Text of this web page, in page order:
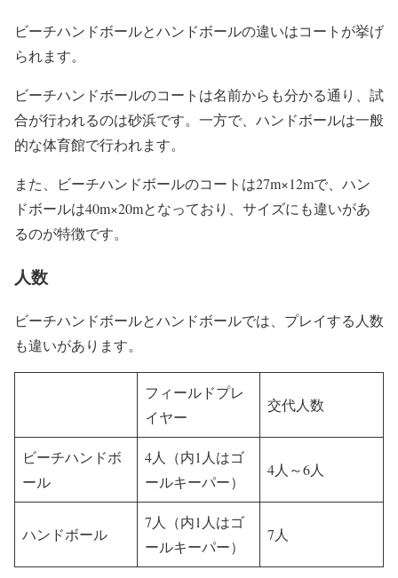
ビーチハンドボールとハンドボールの違いはコートが挙げ
られます。
ビーチハンドボールのコートは名前からも分かる通り、試
合が行われるのは砂浜です。一方で、ハンドボールは一般
的な体育館で行われます。
また、ビーチハンドボールのコートは27m×12mで、ハン
ドボールは40m×20mとなっており、サイズにも違いがあ
るのが特徴です。
人数
ビーチハンドボールとハンドボールでは、プレイする人数
も違いがあります。
フィールドプレ
イヤー
交代人数
ビーチハンドボ
ール
4人（内1人はゴ
ールキーパー）
4人～6人
ハンドボール
7人（内1人はゴ
ールキーパー）
7人